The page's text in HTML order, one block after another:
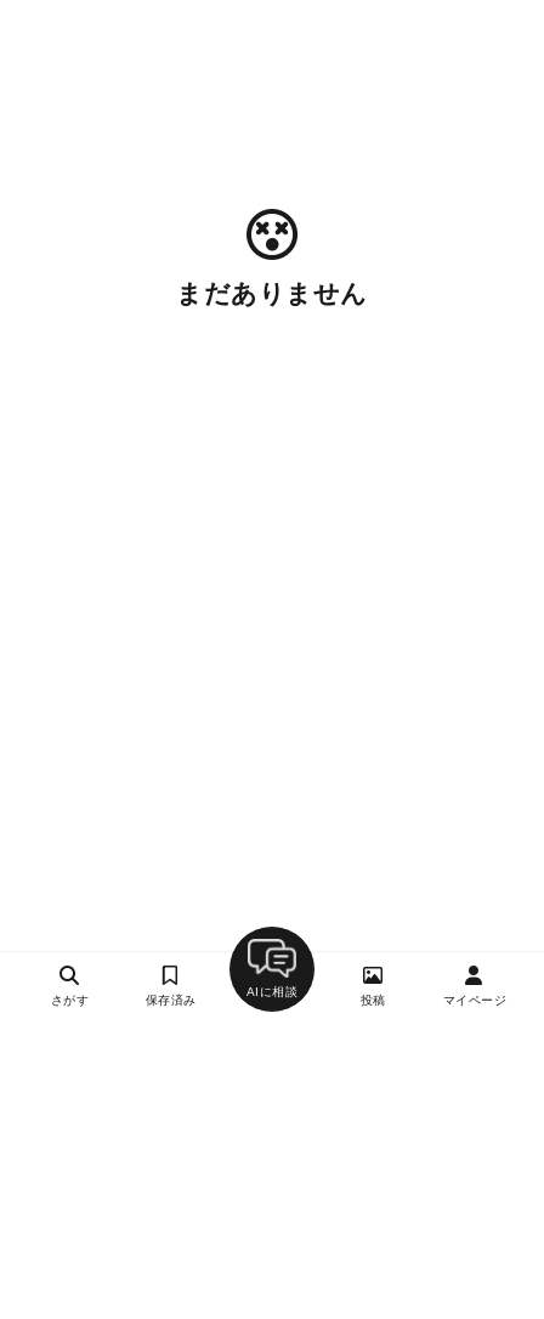
まだありません
さがす 保存済み
AIに相談
投稿 マイページ